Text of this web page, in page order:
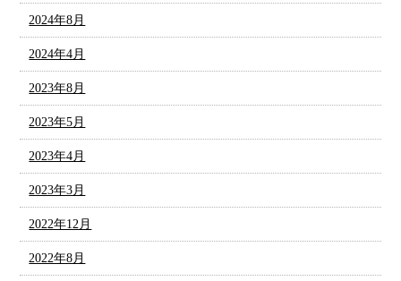
2024年8月
2024年4月
2023年8月
2023年5月
2023年4月
2023年3月
2022年12月
2022年8月